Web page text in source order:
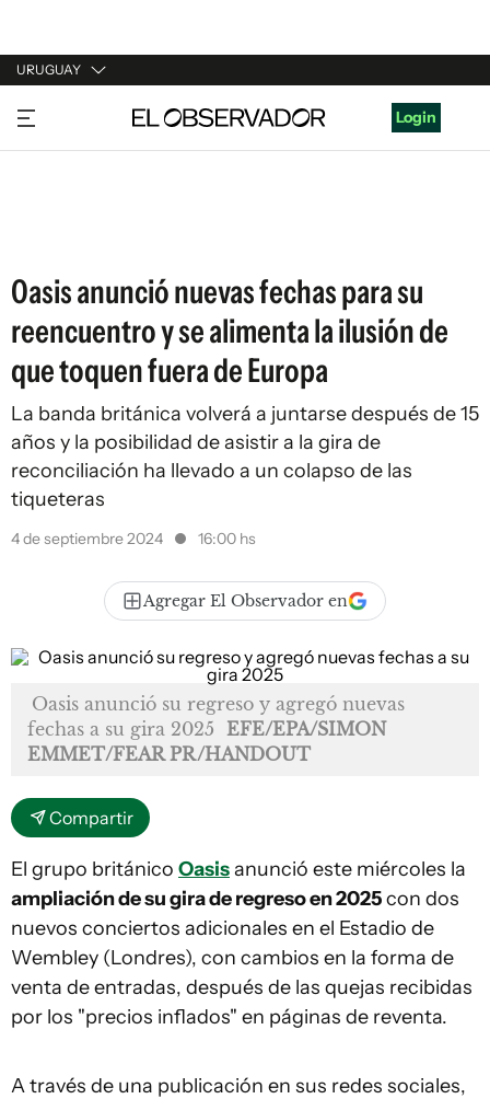
URUGUAY
URUGUAY
ARGENTINA
Login
Oasis anunció nuevas fechas para su
reencuentro y se alimenta la ilusión de
que toquen fuera de Europa
La banda británica volverá a juntarse después de 15
años y la posibilidad de asistir a la gira de
reconciliación ha llevado a un colapso de las
tiqueteras
4 de septiembre 2024 16:00 hs
Agregar El Observador en
Oasis anunció su regreso y agregó nuevas
fechas a su gira 2025 EFE/EPA/SIMON
EMMET/FEAR PR/HANDOUT
Compartir
El grupo británico Oasisanunció este miércoles la
ampliación de su gira de regreso en 2025con dos
nuevos conciertos adicionales en el Estadio de
Wembley (Londres), con cambios en la forma de
venta de entradas, después de las quejas recibidas
por los "precios inflados" en páginas de reventa.
A través de una publicación en sus redes sociales,